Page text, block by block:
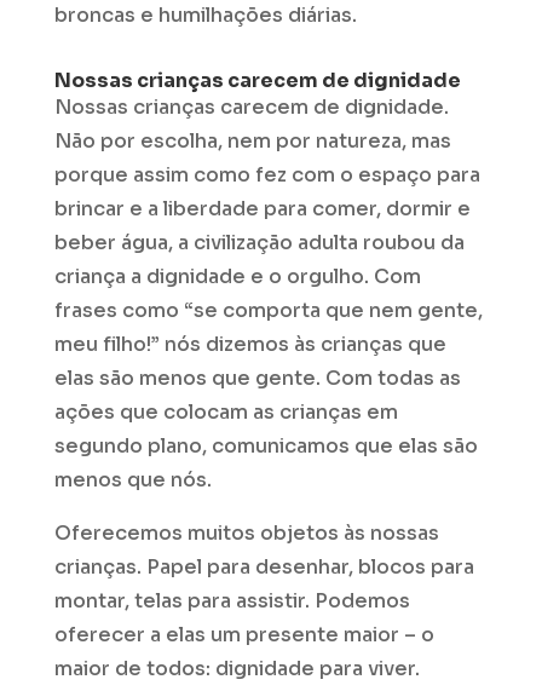
broncas e humilhações diárias.
Nossas crianças carecem de dignidade
Nossas crianças carecem de dignidade.
Não por escolha, nem por natureza, mas
porque assim como fez com o espaço para
brincar e a liberdade para comer, dormir e
beber água, a civilização adulta roubou da
criança a dignidade e o orgulho. Com
frases como “se comporta que nem gente,
meu filho!” nós dizemos às crianças que
elas são menos que gente. Com todas as
ações que colocam as crianças em
segundo plano, comunicamos que elas são
menos que nós.
Oferecemos muitos objetos às nossas
crianças. Papel para desenhar, blocos para
montar, telas para assistir. Podemos
oferecer a elas um presente maior – o
maior de todos: dignidade para viver.